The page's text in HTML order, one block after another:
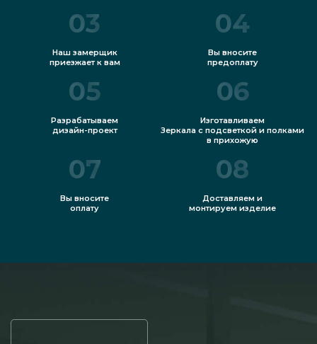
03
Наш замерщик
приезжает к вам
04
Вы вносите
предоплату
05
Разрабатываем
дизайн-проект
06
Изготавливаем
Зеркала с подсветкой и полками
в прихожую
07
Вы вносите
оплату
08
Доставляем и
монтируем изделие